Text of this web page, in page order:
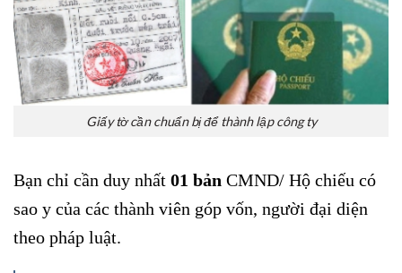
Giấy tờ cần chuẩn bị để thành lập công ty
Bạn chỉ cần duy nhất 01 bản CMND/ Hộ chiếu có
sao y của các thành viên góp vốn, người đại diện
theo pháp luật.